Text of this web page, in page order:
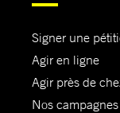
Signer une
Agir en ligne
Agir près de
Nos campagnes